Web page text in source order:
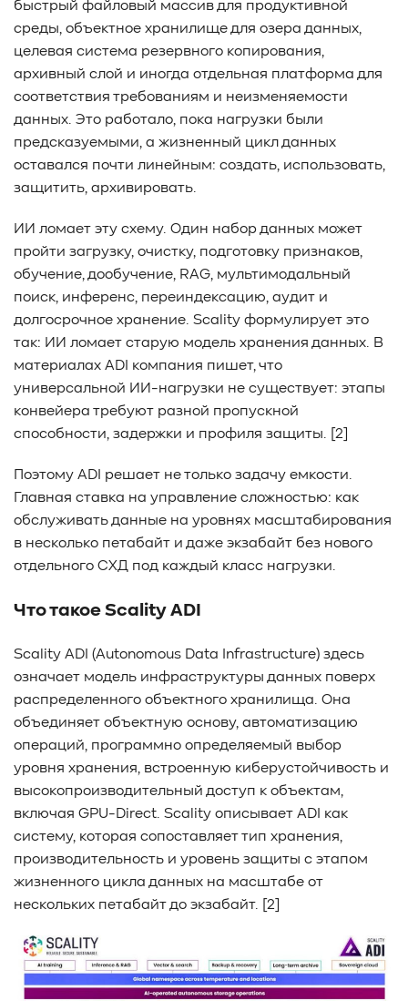
#Western Digital OptiNAND
##checkpoint
#Безопасность
#SMR
#Shingled Magnetic Recording
#NAS
#DM-SMR #HM-SMR #FDP
#RAID Offload
#Kioxia
быстрый файловый массив для продуктивной
среды, объектное хранилище для озера данных,
целевая система резервного копирования,
архивный слой и иногда отдельная платформа для
соответствия требованиям и неизменяемости
данных. Это работало, пока нагрузки были
предсказуемыми, а жизненный цикл данных
оставался почти линейным: создать, использовать,
защитить, архивировать.
ИИ ломает эту схему. Один набор данных может
пройти загрузку, очистку, подготовку признаков,
обучение, дообучение, RAG, мультимодальный
поиск, инференс, переиндексацию, аудит и
долгосрочное хранение. Scality формулирует это
так: ИИ ломает старую модель хранения данных. В
материалах ADI компания пишет, что
универсальной ИИ-нагрузки не существует: этапы
конвейера требуют разной пропускной
способности, задержки и профиля защиты. [2]
Поэтому ADI решает не только задачу емкости.
Главная ставка на управление сложностью: как
обслуживать данные на уровнях масштабирования
в несколько петабайт и даже экзабайт без нового
отдельного СХД под каждый класс нагрузки.
Что такое Scality ADI
Scality ADI (Autonomous Data Infrastructure) здесь
означает модель инфраструктуры данных поверх
распределенного объектного хранилища. Она
объединяет объектную основу, автоматизацию
операций, программно определяемый выбор
уровня хранения, встроенную киберустойчивость и
высокопроизводительный доступ к объектам,
включая GPU-Direct. Scality описывает ADI как
систему, которая сопоставляет тип хранения,
производительность и уровень защиты с этапом
жизненного цикла данных на масштабе от
нескольких петабайт до экзабайт. [2]